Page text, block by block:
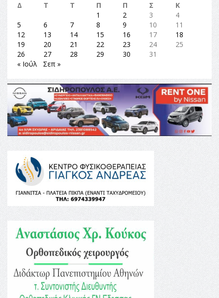
Δ
Τ Τ Π Π Σ
Κ
1
2 3
4
5
6 7 8 9 10
11
12
13 14 15 16 17
18
19
20 21 22 23 24
25
26
27 28 29 30
31
« Ιούλ
Σεπ »